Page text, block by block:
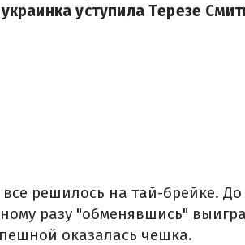
уступила Терезе
все решилось на тай-брейке.
разу "обменявшись"
оказалась чешка.